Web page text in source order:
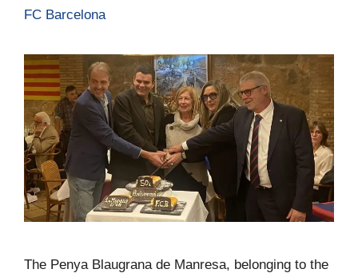
FC Barcelona
The Penya Blaugrana de Manresa, belonging to the